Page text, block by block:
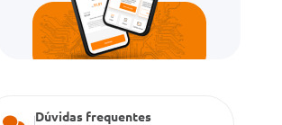
Dúvidas frequentes